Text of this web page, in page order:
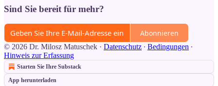
Sind Sie bereit für mehr?
Abonnieren
© 2026 Dr. Milosz Matuschek · Datenschutz ∙ Bedingungen ∙
Hinweis zur Erfassung
Starten Sie Ihre Substack
App herunterladen